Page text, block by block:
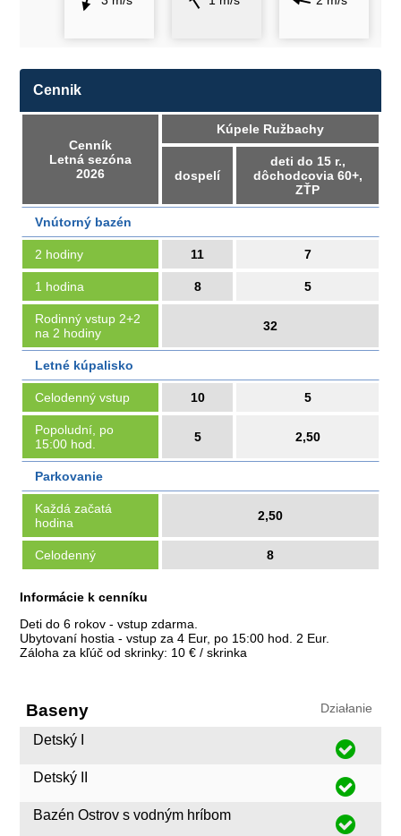
Cennik
Cenník
Letná sezóna
2026
Kúpele Ružbachy
dospelí
deti do 15 r.,
dôchodcovia 60+,
ZŤP
Vnútorný bazén
2 hodiny 11 7
1 hodina 8 5
Rodinný vstup 2+2
na 2 hodiny
32
Letné kúpalisko
Celodenný vstup 10 5
Popoludní, po
15:00 hod.
5 2,50
Parkovanie
Každá začatá
hodina
2,50
Celodenný 8
Informácie k cenníku
Deti do 6 rokov - vstup zdarma.
Ubytovaní hostia - vstup za 4 Eur, po 15:00 hod. 2 Eur.
Záloha za kľúč od skrinky: 10 € / skrinka
Baseny Działanie
Detský I
Detský II
Bazén Ostrov s vodným hríbom